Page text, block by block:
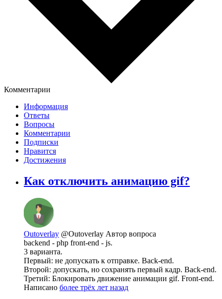
Комментарии
Информация
Ответы
Вопросы
Комментарии
Подписки
Нравится
Достижения
Как отключить анимацию gif?
Outoverlay @Outoverlay Автор вопроса
backend - php front-end - js.
3 варианта.
Первый: не допускать к отправке. Back-end.
Второй: допускать, но сохранять первый кадр. Back-end.
Третий: Блокировать движение анимации gif. Front-end.
Написано более трёх лет назад